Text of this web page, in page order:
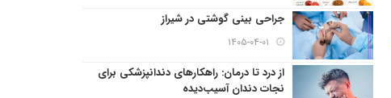
جراحی بینی گوشتی در شیراز
۱۴۰۵-۰۴-۰۱
از درد تا درمان: راهکارهای دندانپزشکی برای
نجات دندان آسیب‌دیده